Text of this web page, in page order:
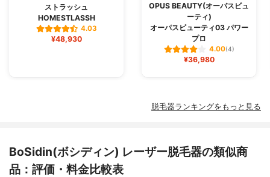
ストラッシュ
HOMESTLASSH
4.03
¥48,930
OPUS BEAUTY(オーパスビュ
ーティ)
オーパスビューティ03 パワー
プロ
4.00(4)
¥36,980
脱毛器ランキングをもっと見る
BoSidin(ボシディン) レーザー脱毛器の類似商
品：評価・料金比較表